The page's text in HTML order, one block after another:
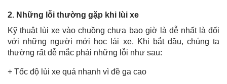
2. Những lỗi thường gặp khi lùi xe
Kỹ thuật lùi xe vào chuồng chưa bao giờ là dễ nhất là đối
với những người mới học lái xe. Khi bắt đầu, chúng ta
thường rất dễ mắc phải những lỗi như sau:
+ Tốc độ lùi xe quá nhanh vì đề ga cao